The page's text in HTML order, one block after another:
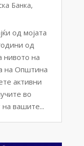
Банка,
од мојата
од
нивото на
на Општина
активни
во
на вашите...